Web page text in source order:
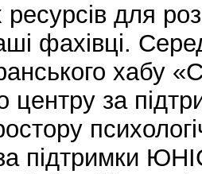
ресурсів для
фахівці.
хабу
центру за
підтримки